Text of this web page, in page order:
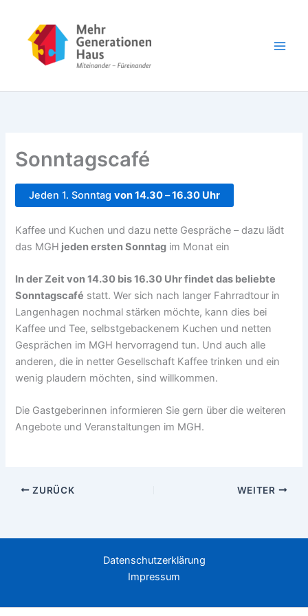
springen
Sonntagscafé
Jeden 1. Sonntagvon 14.30–16.30 Uhr
Kaffee und Kuchen und dazu nette Gespräche – dazu lädt
das MGH jeden ersten Sonntag im Monat ein
In der Zeit von 14.30 bis 16.30 Uhr findet das beliebte
Sonntagscafé statt. Wer sich nach langer Fahrradtour in
Langenhagen nochmal stärken möchte, kann dies bei
Kaffee und Tee, selbstgebackenem Kuchen und netten
Gesprächen im MGH hervorragend tun. Und auch alle
anderen, die in netter Gesellschaft Kaffee trinken und ein
wenig plaudern möchten, sind willkommen.
Die Gastgeberinnen informieren Sie gern über die weiteren
Angebote und Veranstaltungen im MGH.
ZURÜCK WEITER
Datenschutzerklärung
Impressum